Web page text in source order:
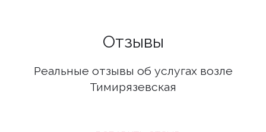
Отзывы
Реальные отзывы об услугах возле
Тимирязевская